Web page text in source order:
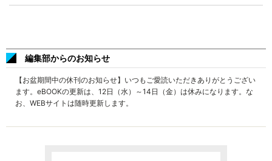
編集部からのお知らせ
【お盆期間中の休刊のお知らせ】いつもご愛読いただきありがとうござい
ます。eBOOKの更新は、12日（水）～14日（金）は休みになります。な
お、WEBサイトは随時更新します。